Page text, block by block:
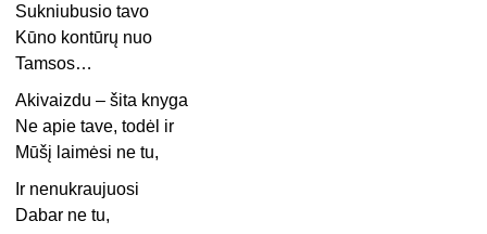
Sukniubusio tavo
Kūno kontūrų nuo
Tamsos…
Akivaizdu – šita knyga
Ne apie tave, todėl ir
Mūšį laimėsi ne tu,
Ir nenukraujuosi
Dabar ne tu,